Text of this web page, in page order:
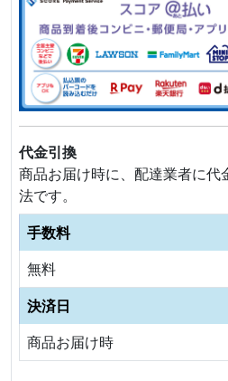
代金引換
商品お届け時に、配達業者に代
法です。
手数料
無料
決済日
商品お届け時